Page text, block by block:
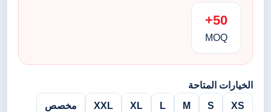
50+
MOQ
الخيارات المتاحة
XS
S
M
L
XL
XXL مخصص